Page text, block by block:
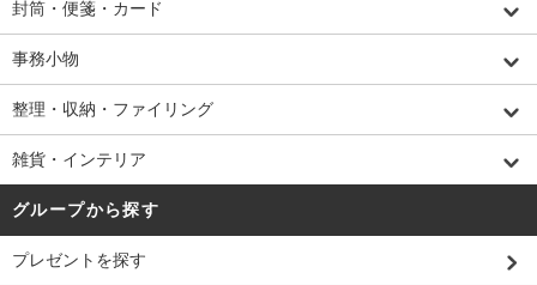
封筒・便箋・カード
事務小物
整理・収納・ファイリング
雑貨・インテリア
グループから探す
プレゼントを探す